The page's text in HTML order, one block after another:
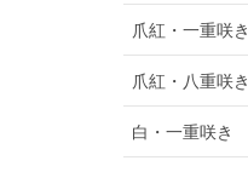
爪紅・一重咲き
爪紅・八重咲き
白・一重咲き